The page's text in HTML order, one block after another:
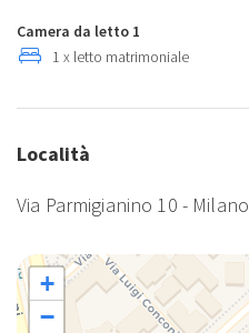
Camera da letto 1
1 x letto matrimoniale
Località
Via Parmigianino 10 - Milano
+
−